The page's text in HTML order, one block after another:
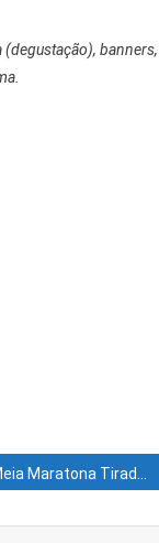
banners,